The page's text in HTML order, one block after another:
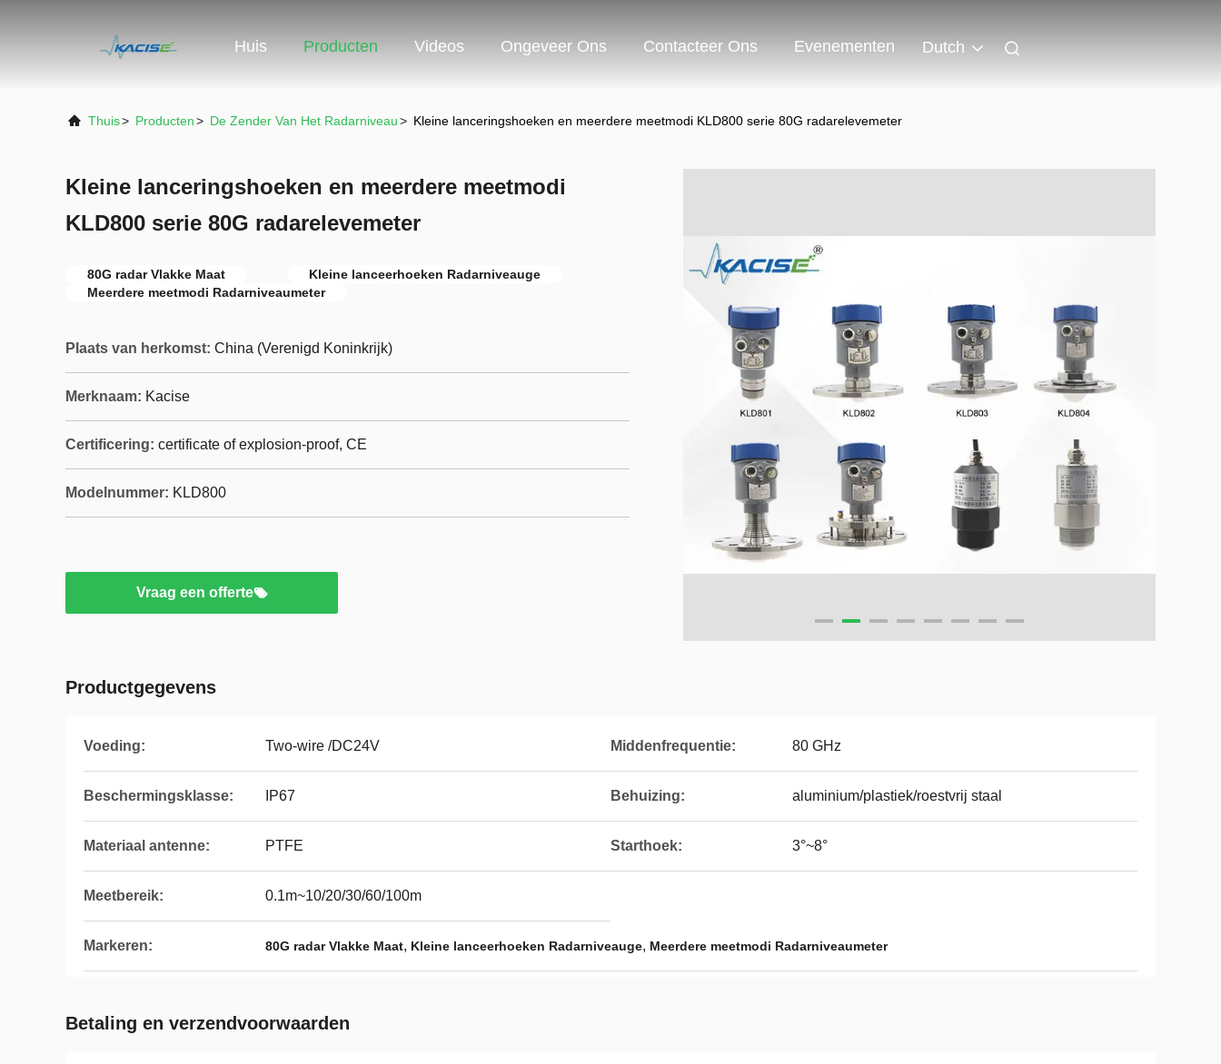
Huis Producten Videos Ongeveer Ons Contacteer Ons Evenementen Dutch
Thuis> Producten> De Zender Van Het Radarniveau> Kleine lanceringshoeken en meerdere meetmodi KLD800 serie 80G radarelevemeter
Kleine lanceringshoeken en meerdere meetmodi
KLD800 serie 80G radarelevemeter
80G radar Vlakke Maat
Kleine lanceerhoeken Radarniveauge
Meerdere meetmodi Radarniveaumeter
Plaats van herkomst: China (Verenigd Koninkrijk)
Merknaam: Kacise
Certificering: certificate of explosion-proof, CE
Modelnummer: KLD800
Vraag een offerte
Productgegevens
Voeding: Two-wire /DC24V Middenfrequentie: 80 GHz
Beschermingsklasse: IP67 Behuizing: aluminium/plastiek/roestvrij staal
Materiaal antenne: PTFE Starthoek: 3°~8°
Meetbereik: 0.1m~10/20/30/60/100m
Markeren: 80G radar Vlakke Maat, Kleine lanceerhoeken Radarniveauge, Meerdere meetmodi Radarniveaumeter
Betaling en verzendvoorwaarden